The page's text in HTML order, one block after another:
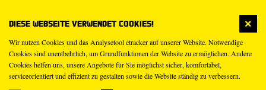
Diese Webseite verwendet Cookies!
Wir nutzen Cookies und das Analysetool etracker auf unserer Website. Notwendige
Cookies sind unentbehrlich, um Grundfunktionen der Website zu ermöglichen. Andere
Cookies helfen uns, unsere Angebote für Sie möglichst sicher, komfortabel,
serviceorientiert und effizient zu gestalten sowie die Website ständig zu verbessern.